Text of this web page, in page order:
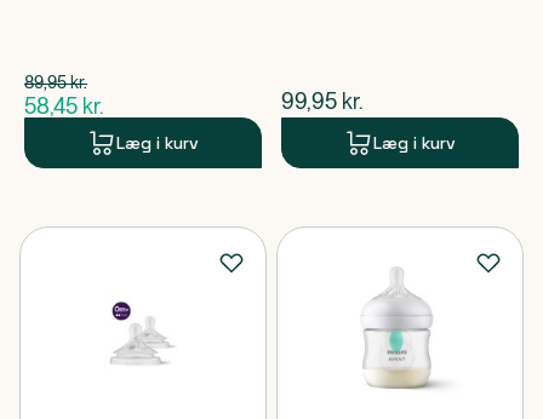
$gammel pris
89,95kr.
Spar 31,50 kr.
$nuværende pris
58,45 kr.
Læg i kurv
$nuværende pris
99,95 kr.
Læg i kurv